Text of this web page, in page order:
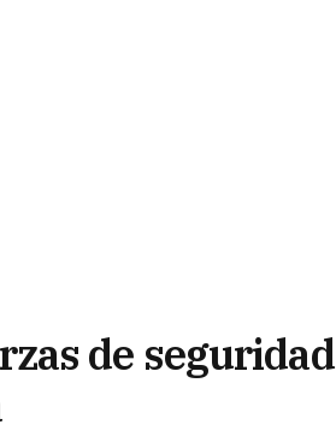
de seguridad